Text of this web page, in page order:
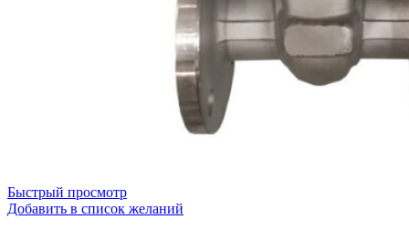
Быстрый просмотр
Добавить в список желаний